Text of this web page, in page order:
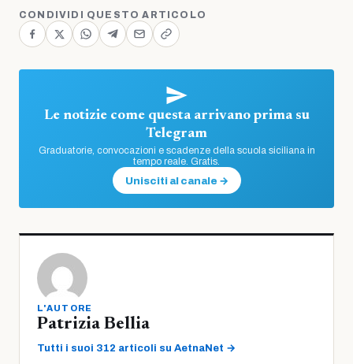
CONDIVIDI QUESTO ARTICOLO
Le notizie come questa arrivano prima su
Telegram
Graduatorie, convocazioni e scadenze della scuola siciliana in
tempo reale. Gratis.
Unisciti al canale →
L'AUTORE
Patrizia Bellia
Tutti i suoi 312 articoli su AetnaNet →